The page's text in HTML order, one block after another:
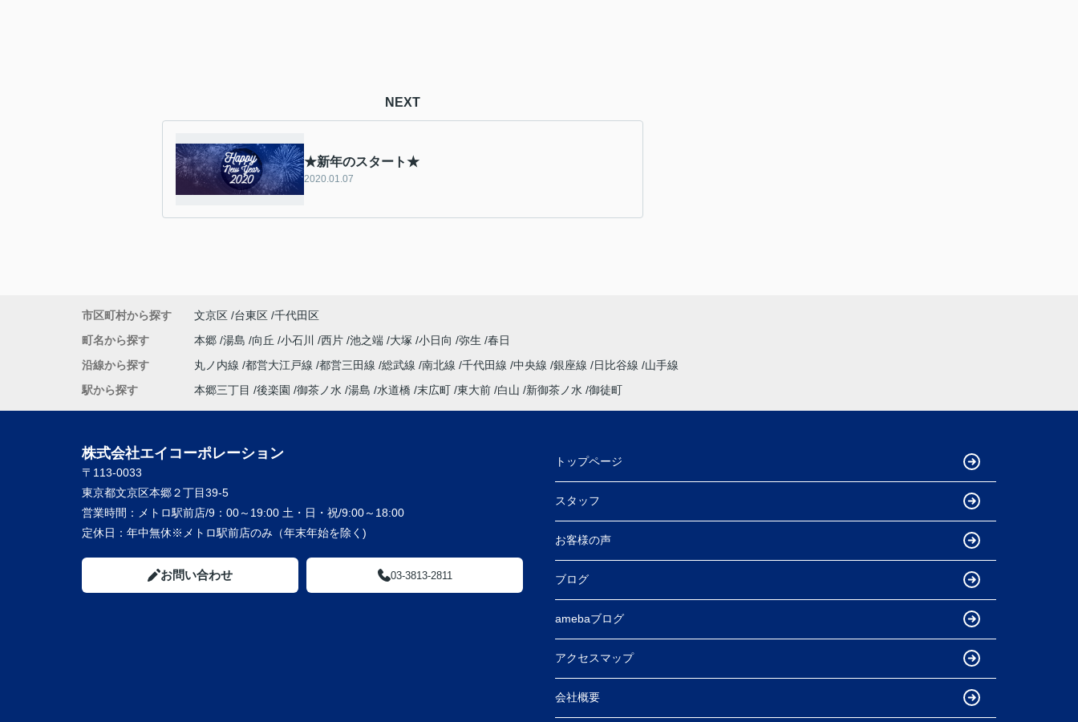
NEXT
★新年のスタート★
2020.01.07
市区町村から探す 文京区 台東区 千代田区
町名から探す
本郷 湯島 向丘 小石川 西片 池之端 大塚 小日向 弥生 春日
沿線から探す
丸ノ内線 都営大江戸線 都営三田線 総武線 南北線 千代田線 中央線 銀座線 日比谷線
山手線
駅から探す
本郷三丁目 後楽園 御茶ノ水 湯島 水道橋 末広町 東大前 白山 新御茶ノ水 御徒町
株式会社エイコーポレーション
〒113-0033
東京都文京区本郷２丁目39-5
営業時間：
メトロ駅前店/9：00～19:00 土・日・祝/9:00～18:00
定休日： 年中無休※メトロ駅前店のみ（年末年始を除く)
お問い合わせ 03-3813-2811
トップページ
スタッフ
お客様の声
ブログ
amebaブログ
アクセスマップ
会社概要